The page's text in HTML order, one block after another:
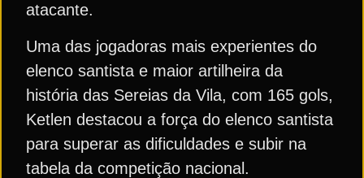
atacante.
Uma das jogadoras mais experientes do
elenco santista e maior artilheira da
história das Sereias da Vila, com 165 gols,
Ketlen destacou a força do elenco santista
para superar as dificuldades e subir na
tabela da competição nacional.